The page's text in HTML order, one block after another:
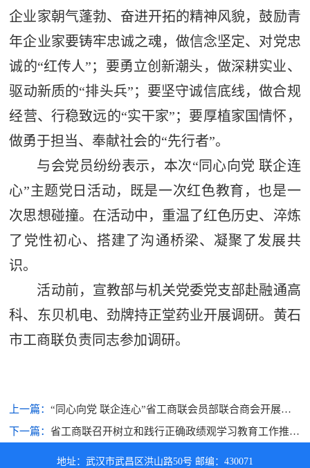
企业家朝气蓬勃、奋进开拓的精神风貌，鼓励青
年企业家要铸牢忠诚之魂，做信念坚定、对党忠
诚的“红传人”；要勇立创新潮头，做深耕实业、
驱动新质的“排头兵”；要坚守诚信底线，做合规
经营、行稳致远的“实干家”；要厚植家国情怀，
做勇于担当、奉献社会的“先行者”。
与会党员纷纷表示，本次“同心向党 联企连
心”主题党日活动，既是一次红色教育，也是一
次思想碰撞。在活动中，重温了红色历史、淬炼
了党性初心、搭建了沟通桥梁、凝聚了发展共
识。
活动前，宣教部与机关党委党支部赴融通高
科、东贝机电、劲牌持正堂药业开展调研。黄石
市工商联负责同志参加调研。
上一篇：“同心向党 联企连心”省工商联会员部联合商会开展支
部主题党日活动
下一篇：省工商联召开树立和践行正确政绩观学习教育工作推进
地址：武汉市武昌区洪山路50号 邮编：430071